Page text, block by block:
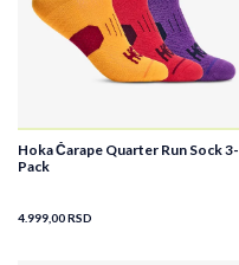
Hoka Čarape Quarter Run Sock 3-
Pack
4.999,00RSD